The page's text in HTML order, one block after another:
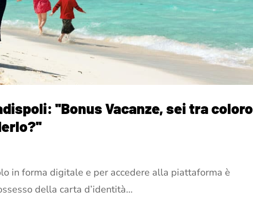
''Bonus Vacanze, sei tra coloro
in forma digitale e per accedere alla piattaforma è
della carta d’identità…